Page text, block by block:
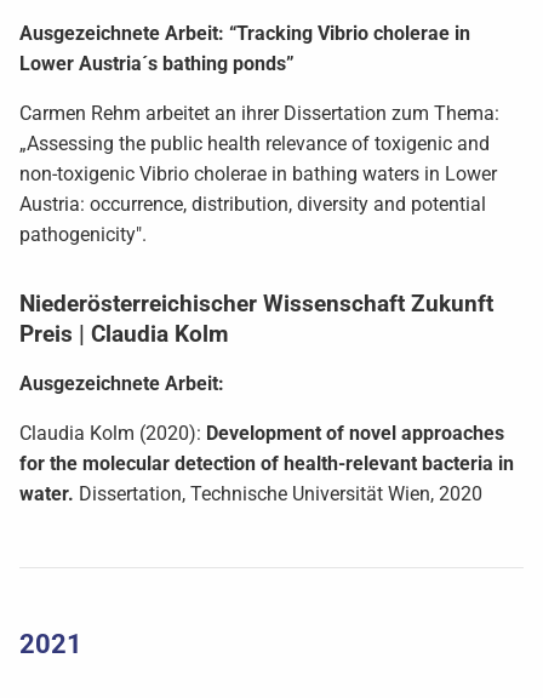
Ausgezeichnete Arbeit: “Tracking Vibrio cholerae in
Lower Austria´s bathing ponds”
Carmen Rehm arbeitet an ihrer Dissertation zum Thema:
„Assessing the public health relevance of toxigenic and
non-toxigenic Vibrio cholerae in bathing waters in Lower
Austria: occurrence, distribution, diversity and potential
pathogenicity".
Niederösterreichischer Wissenschaft Zukunft
Preis | Claudia Kolm
Ausgezeichnete Arbeit:
Claudia Kolm (2020): Development of novel approaches
for the molecular detection of health-relevant bacteria in
water. Dissertation, Technische Universität Wien, 2020
2021